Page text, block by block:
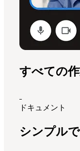
すべての
ドキュメント
シンプル